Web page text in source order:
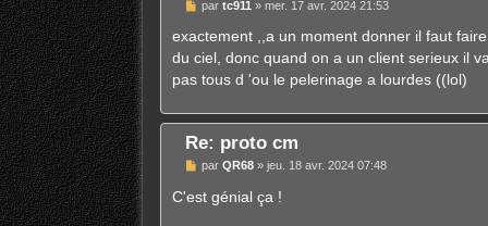
M
s
a
g
e
partc911 »mer. 17 avr. 2024 21:53
exactement ,,a un moment donner il faut
du ciel, donc quand on a un client serieux il
pas tous d 'ou le pelerinage a lourdes ((lol)
Re: proto cm
M
s
parQR68 »jeu. 18 avr. 2024 07:48
C'est génial ça !